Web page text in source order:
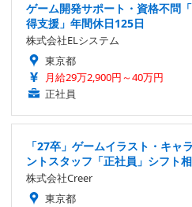
ゲーム開発サポート・資格不問
得支援」年間休日125日
株式会社ELシステム
東京都
月給29万2,900円～40万円
正社員
「27卒」ゲームイラスト・キャ
ントスタッフ「正社員」シフト
株式会社Creer
東京都